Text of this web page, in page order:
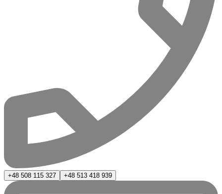
+48 508 115 327 +48 513 418 939